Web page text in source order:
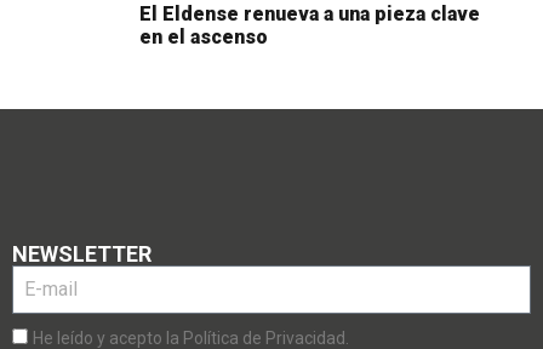
El Eldense renueva a una pieza clave
en el ascenso
NEWSLETTER
He leído y acepto la Política de Privacidad.